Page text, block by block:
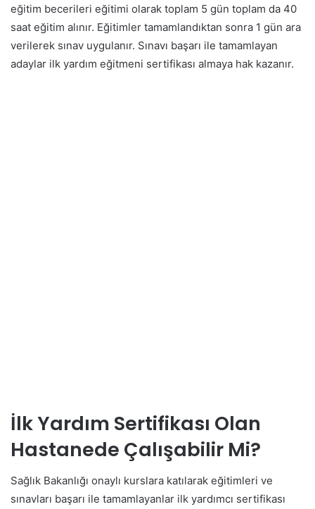
eğitim becerileri eğitimi olarak toplam 5 gün toplam da 40
saat eğitim alınır. Eğitimler tamamlandıktan sonra 1 gün ara
verilerek sınav uygulanır. Sınavı başarı ile tamamlayan
adaylar ilk yardım eğitmeni sertifikası almaya hak kazanır.
İlk Yardım Sertifikası Olan
Hastanede Çalışabilir Mi?
Sağlık Bakanlığı onaylı kurslara katılarak eğitimleri ve
sınavları başarı ile tamamlayanlar ilk yardımcı sertifikası